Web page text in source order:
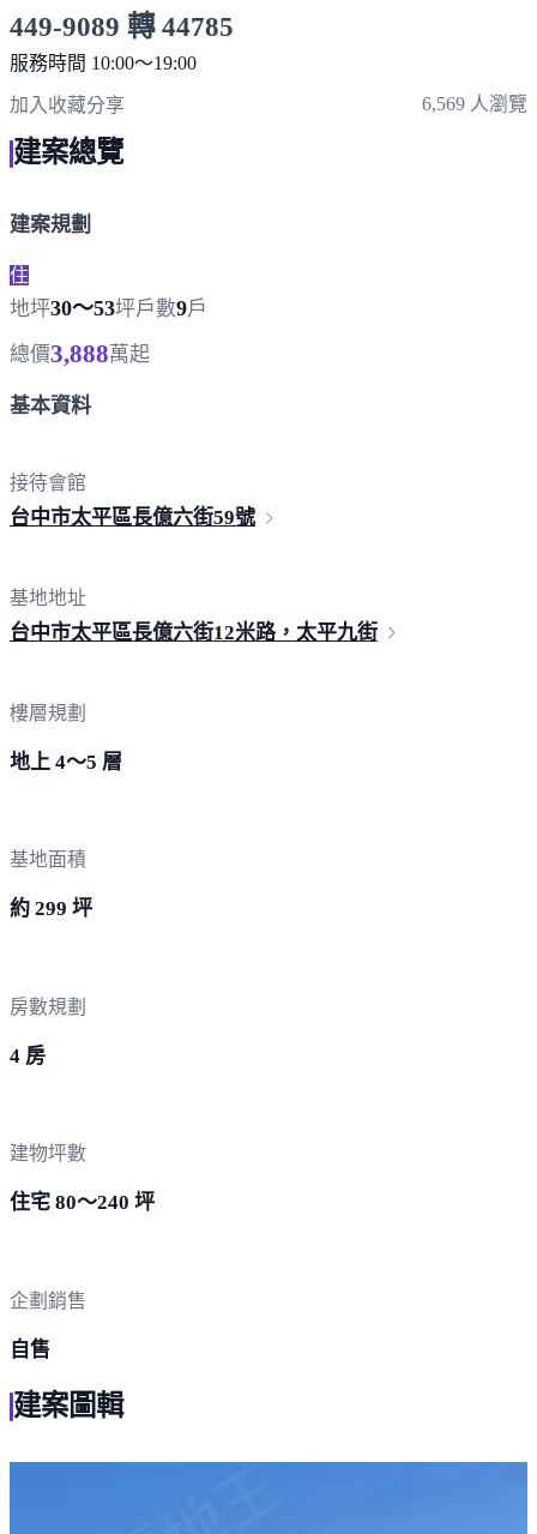
449-9089 轉 44785
服務時間 10:00～19:00
加入收藏分享 6,569 人瀏覽
建案總覽
建案規劃
住
地坪30～53坪戶數9戶
總價3,888萬起
基本資料
接待會館
台中市太平區長億六街59號
基地地址
台中市太平區長億六街12米路，太平九街
樓層規劃
地上 4～5 層
基地面積
約 299 坪
房數規劃
4 房
建物坪數
住宅 80～240 坪
企劃銷售
自售
建案圖輯